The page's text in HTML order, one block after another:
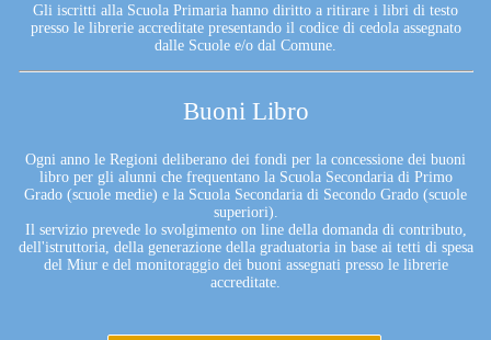
Gli iscritti alla Scuola Primaria hanno diritto a ritirare i libri di testo
presso le librerie accreditate presentando il codice di cedola assegnato
dalle Scuole e/o dal Comune.
Buoni Libro
Ogni anno le Regioni deliberano dei fondi per la concessione dei buoni
libro per gli alunni che frequentano la Scuola Secondaria di Primo
Grado (scuole medie) e la Scuola Secondaria di Secondo Grado (scuole
superiori).
Il servizio prevede lo svolgimento on line della domanda di contributo,
dell'istruttoria, della generazione della graduatoria in base ai tetti di spesa
del Miur e del monitoraggio dei buoni assegnati presso le librerie
accreditate.